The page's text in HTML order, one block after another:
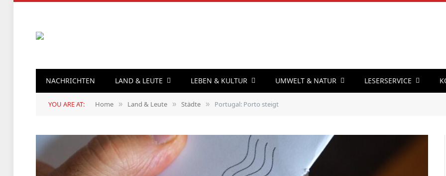
NACHRICHTEN LAND & LEUTE LEBEN & KULTUR UMWELT & NATUR LESERSERVICE
YOU ARE AT: Home » Land & Leute » Städte » Portugal: Porto steigt